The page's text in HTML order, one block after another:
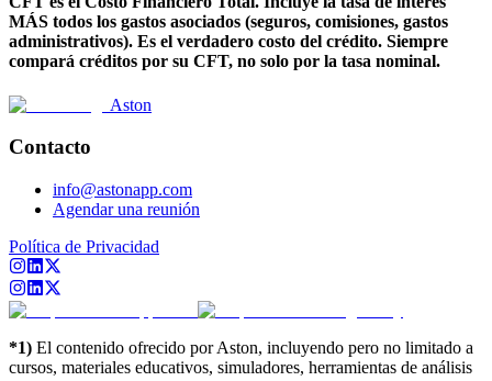
MÁS todos los gastos asociados (seguros, comisiones, gastos
administrativos). Es el verdadero costo del crédito. Siempre
compará créditos por su CFT, no solo por la tasa nominal.
Aston
Contacto
info@astonapp.com
Agendar una reunión
Política de Privacidad
*1) El contenido ofrecido por Aston, incluyendo pero no limitado a
cursos, materiales educativos, simuladores, herramientas de análisis